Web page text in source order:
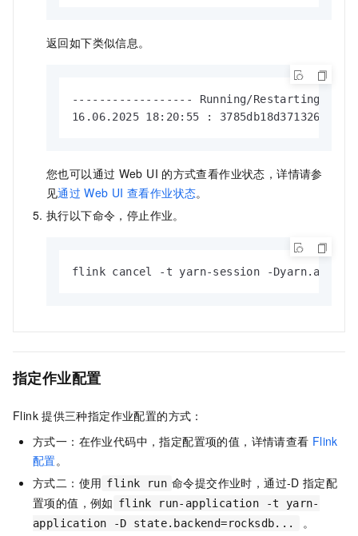
返回如下类似信息。
------------------ Running/Restarting
16.06.2025 18:20:55 :
您也可以通过 Web UI 的方式查看作业状态，详情请参
见通过 Web UI 查看作业状态。
执行以下命令，停止作业。
flink cancel -t yarn-session -
指定作业配置
Flink 提供三种指定作业配置的方式：
方式一：在作业代码中，指定配置项的值，详情请查看 Flink
配置。
方式二：使用 flink run 命令提交作业时，通过-D 指定配
置项的值，例如 flink run-application -t yarn-
application -D state.backend=rocksdb...
。